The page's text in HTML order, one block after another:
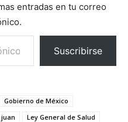
entradas en tu correo
Suscribirse
Gobierno de México
Ley General de Salud